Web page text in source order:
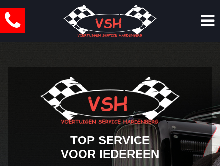
TOP SERVICE
VOOR IEDEREEN